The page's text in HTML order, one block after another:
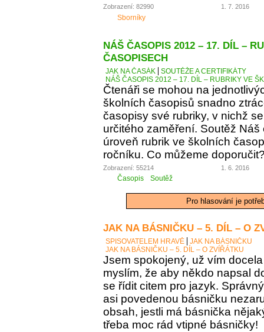
Zobrazení: 82990 1. 7. 2016
Sborníky
NÁŠ ČASOPIS 2012 – 17. DÍL –
ČASOPISECH
JAK NA ČASÁK
SOUTĚŽE A CERTIFIKÁTY
NÁŠ ČASOPIS 2012 – 17. DÍL – RUBRIKY VE
Čtenáři se mohou na
školních časopisů snadno
časopisy své rubriky, v nichž
určitého zaměření. Soutěž
úroveň rubrik ve školních
ročníku. Co můžeme
Zobrazení: 55214 1. 6. 2016
Časopis Soutěž
Pro hlasování je
JAK NA BÁSNIČKU – 5. DÍL – O
SPISOVATELEM HRAVĚ
JAK NA BÁSNIČKU
JAK NA BÁSNIČKU – 5. DÍL – O ZVÍŘÁTKU
Jsem spokojený, už vím
myslím, že aby někdo napsal
se řídit citem pro jazyk.
asi povedenou básničku
obsah, jestli má básnička
třeba moc rád vtipné básničky!